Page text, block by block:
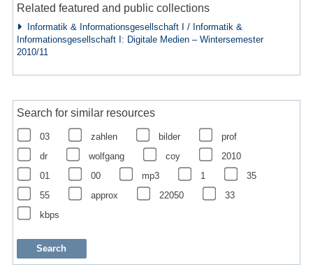
Related featured and public collections
Informatik & Informationsgesellschaft I / Informatik &
Informationsgesellschaft I: Digitale Medien – Wintersemester
2010/11
Search for similar resources
03 zahlen bilder
prof
dr
wolfgang coy
2010
01
00 mp3 1
35
55
approx 22050
33
kbps